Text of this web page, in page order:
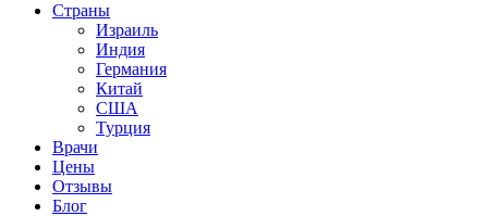
Страны
Израиль
Индия
Германия
Китай
США
Турция
Врачи
Цены
Отзывы
Блог